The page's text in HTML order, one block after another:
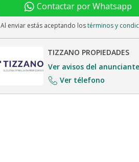
Contactar por Whatsapp
Al enviar estás aceptando lostérminos y
TIZZANO PROPIEDADES
Ver avisos del anunciante
Ver télefono